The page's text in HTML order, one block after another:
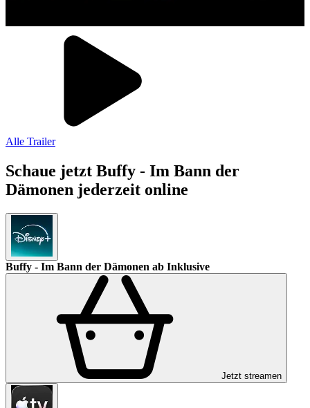
Alle Trailer
Schaue jetzt Buffy - Im Bann der
Dämonen jederzeit online
Buffy - Im Bann der Dämonen ab Inklusive
Jetzt streamen